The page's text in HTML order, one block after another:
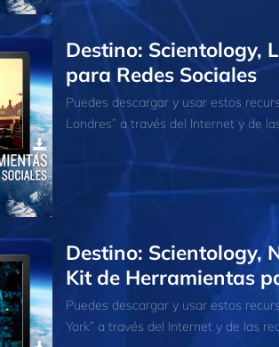
Destino: Scientology,
para Redes Sociales
Puedes descargar y usar estos
Londres” a través del Internet y de
Destino: Scientology,
Kit de Herramientas
Puedes descargar y usar estos
York” a través del Internet y de las